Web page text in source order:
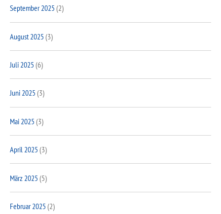
September 2025 (2)
August 2025 (3)
Juli 2025 (6)
Juni 2025 (3)
Mai 2025 (3)
April 2025 (3)
März 2025 (5)
Februar 2025 (2)